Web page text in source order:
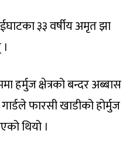
३३ वर्षीय अमृत झा
हर्मुज क्षेत्रको बन्दर अब्बास
फारसी खाडीको होर्मुज
थियो ।